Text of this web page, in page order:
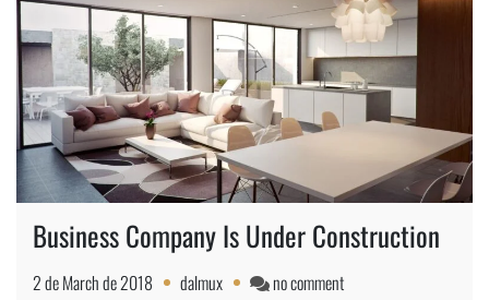
Business Company Is Under Construction
2 de March de 2018 dalmux no commenton